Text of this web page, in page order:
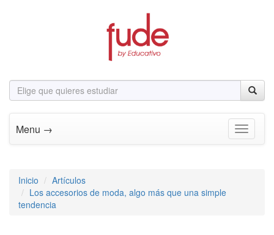
Menu → Toggle
Inicio
Artículos
Los accesorios de moda, algo más que una simple
tendencia